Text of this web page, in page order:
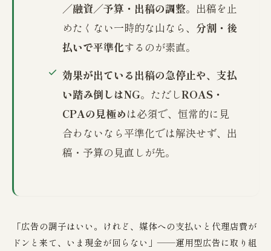
／融資／予算・出稿の調整。出稿を止
めたくない一時的な山なら、 分割・後
払いで平準化するのが素直。
効果が出ている出稿の急停止や、支払
い踏み倒しはNG。ただしROAS・
CPAの見極めは必須で、恒常的に見
合わないなら平準化では解決せず、出
稿・予算の見直しが先。
「広告の調子はいい。けれど、媒体への支払いと代理店費が
ドンと来て、いま現金が回らない」——運用型広告に取り組